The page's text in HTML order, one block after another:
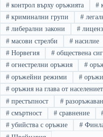
#контрол върху оръжията #
#криминални групи #
#либерални закони #
#масови стрелби #насилие
#Норвегия #обществена
#огнестрелни оръжия #
#оръжейни режими #
#оръжия на глава от
#престъпност #
#смъртност #сравнение
#убийства с оръжие #